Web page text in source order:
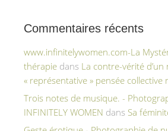
Commentaires récents
www.infinitelywomen.com-La
thérapie dans La contre-vérité
« représentative » pensée collective
Trois notes de musique. -
INFINITELY WOMEN dans Sa